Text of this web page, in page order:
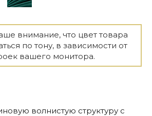
внимание, что цвет товара
по тону, в зависимости от
вашего монитора.
волнистую структуру с